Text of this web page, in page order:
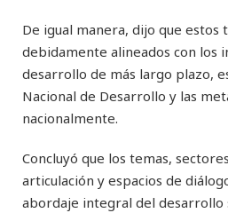
De igual manera, dijo que estos
debidamente alineados con los
desarrollo de más largo plazo,
Nacional de Desarrollo y las
nacionalmente.
Concluyó que los temas,
articulación y espacios de
abordaje integral del desarrollo